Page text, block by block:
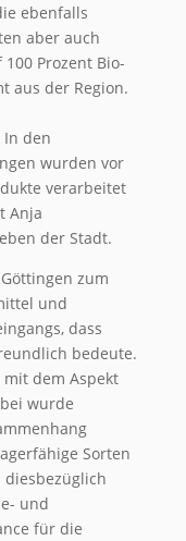
ebenfalls
aber auch
Prozent Bio-
aus der Region.
den
wurden vor
verarbeitet
Anja
der Stadt.
zum
und
dass
bedeute.
mit dem Aspekt
wurde
Sorten
und
für die